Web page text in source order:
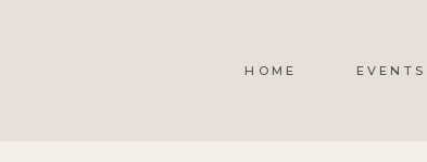
HOME EVENTS